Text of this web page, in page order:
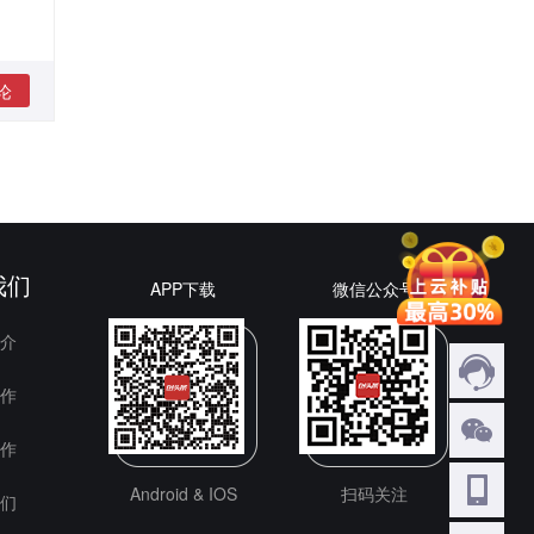
APP下载
Android & IOS
微信公众号
扫码关注